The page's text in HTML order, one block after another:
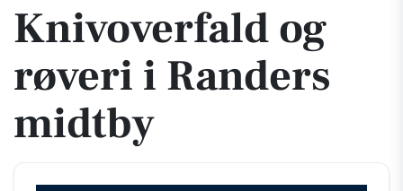
Knivoverfald og
røveri i Randers
midtby